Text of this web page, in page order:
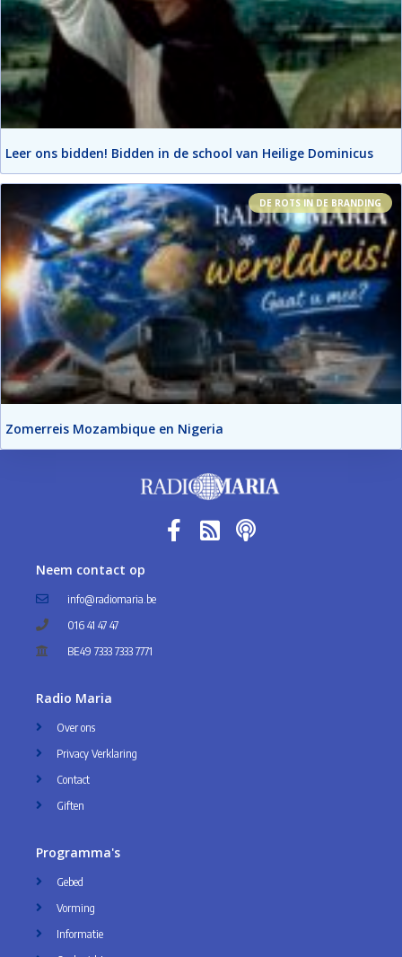
Leer ons bidden! Bidden in de school van Heilige Dominicus
DE ROTS IN DE BRANDING
Zomerreis Mozambique en Nigeria
Neem contact op
info@radiomaria.be
016 41 47 47
BE49 7333 7333 7771
Radio Maria
Over ons
Privacy Verklaring
Contact
Giften
Programma's
Gebed
Vorming
Informatie